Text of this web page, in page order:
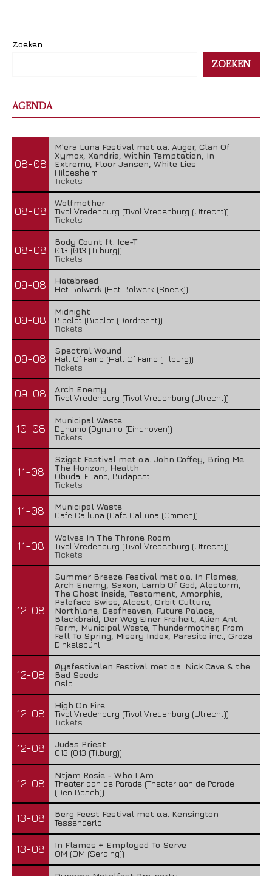
Zoeken
ZOEKEN
AGENDA
08-08
M'era Luna Festival met o.a. Auger, Clan Of
Xymox, Xandria, Within Temptation, In
Extremo, Floor Jansen, White Lies
Hildesheim
Tickets
08-08
Wolfmother
TivoliVredenburg (TivoliVredenburg (Utrecht))
Tickets
08-08
Body Count ft. Ice-T
013 (013 (Tilburg))
Tickets
09-08
Hatebreed
Het Bolwerk (Het Bolwerk (Sneek))
09-08
Midnight
Bibelot (Bibelot (Dordrecht))
Tickets
09-08
Spectral Wound
Hall Of Fame (Hall Of Fame (Tilburg))
Tickets
09-08
Arch Enemy
TivoliVredenburg (TivoliVredenburg (Utrecht))
10-08
Municipal Waste
Dynamo (Dynamo (Eindhoven))
Tickets
11-08
Sziget Festival met o.a. John Coffey, Bring Me
The Horizon, Health
Óbudai Eiland, Budapest
Tickets
11-08
Municipal Waste
Cafe Calluna (Cafe Calluna (Ommen))
11-08
Wolves In The Throne Room
TivoliVredenburg (TivoliVredenburg (Utrecht))
Tickets
12-08
Summer Breeze Festival met o.a. In Flames,
Arch Enemy, Saxon, Lamb Of God, Alestorm,
The Ghost Inside, Testament, Amorphis,
Paleface Swiss, Alcest, Orbit Culture,
Northlane, Deafheaven, Future Palace,
Blackbraid, Der Weg Einer Freiheit, Alien Ant
Farm, Municipal Waste, Thundermother, From
Fall To Spring, Misery Index, Parasite inc., Groza
Dinkelsbühl
12-08
Øyafestivalen Festival met o.a. Nick Cave & the
Bad Seeds
Oslo
12-08
High On Fire
TivoliVredenburg (TivoliVredenburg (Utrecht))
Tickets
12-08
Judas Priest
013 (013 (Tilburg))
12-08
Ntjam Rosie - Who I Am
Theater aan de Parade (Theater aan de Parade
(Den Bosch))
13-08
Berg Feest Festival met o.a. Kensington
Tessenderlo
13-08
In Flames + Employed To Serve
OM (OM (Seraing))